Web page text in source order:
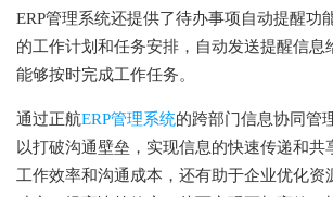
ERP管理系统还提供了待办事项自动提醒功
的工作计划和任务安排，自动发送提醒信息
能够按时完成工作任务。
通过正航ERP管理系统的跨部门信息协同管
以打破沟通壁垒，实现信息的快速传递和共
工作效率和沟通成本，还有助于企业优化资